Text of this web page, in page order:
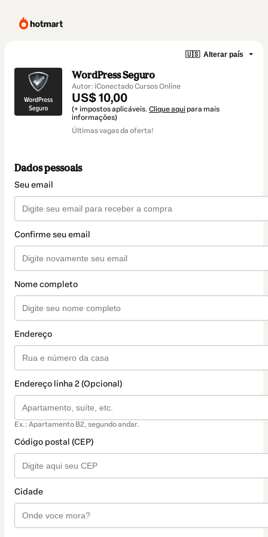
🇺🇸 Alterar país
WordPress Seguro
Autor: iConectado Cursos Online
US$ 10,00
(+ impostos aplicáveis. Clique aqui para mais
informações)
Últimas vagas da oferta!
Dados pessoais
Seu email
Confirme seu email
Nome completo
Endereço
Endereço linha 2 (Opcional)
Ex.: Apartamento B2, segundo andar.
Código postal (CEP)
Cidade